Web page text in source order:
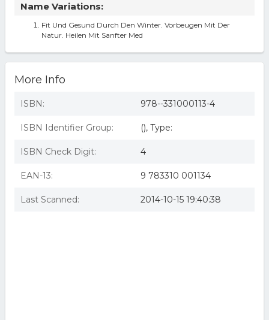
Name Variations:
Fit Und Gesund Durch Den Winter. Vorbeugen Mit Der
Natur. Heilen Mit Sanfter Med
More Info
ISBN: 978--331000113-4
ISBN Identifier Group: (), Type:
ISBN Check Digit: 4
EAN-13: 9 783310 001134
Last Scanned: 2014-10-15 19:40:38